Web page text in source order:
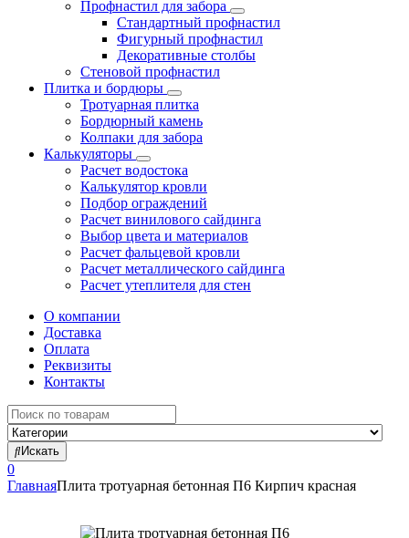
Профнастил для забора
Стандартный профнастил
Фигурный профнастил
Декоративные столбы
Стеновой профнастил
Плитка и бордюры
Тротуарная плитка
Бордюрный камень
Колпаки для забора
Калькуляторы
Расчет водостока
Калькулятор кровли
Подбор ограждений
Расчет винилового сайдинга
Выбор цвета и материалов
Расчет фальцевой кровли
Расчет металлического сайдинга
Расчет утеплителя для стен
О компании
Доставка
Оплата
Реквизиты
Контакты
Search
for:
Искать
0
ГлавнаяПлита тротуарная бетонная П6 Кирпич красная